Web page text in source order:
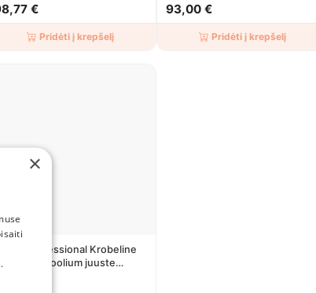
€
Pridėti į krepšelį
93,00 €
Pridėti į krepšelį
Professional Krobeline
juuste
×